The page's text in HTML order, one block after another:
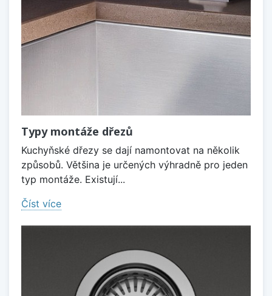
Typy montáže dřezů
Kuchyňské dřezy se dají namontovat na několik
způsobů. Většina je určených výhradně pro jeden
typ montáže. Existují...
Číst více